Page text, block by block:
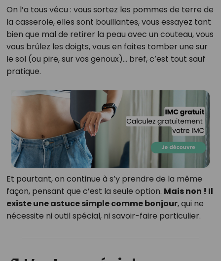
On l’a tous vécu : vous sortez les pommes de terre de
la casserole, elles sont bouillantes, vous essayez tant
bien que mal de retirer la peau avec un couteau, vous
vous brûlez les doigts, vous en faites tomber une sur
le sol (ou pire, sur vos genoux)… bref, c’est tout sauf
pratique.
Et pourtant, on continue à s’y prendre de la même
façon, pensant que c’est la seule option. Mais non ! Il
existe une astuce simple comme bonjour, qui ne
nécessite ni outil spécial, ni savoir-faire particulier.